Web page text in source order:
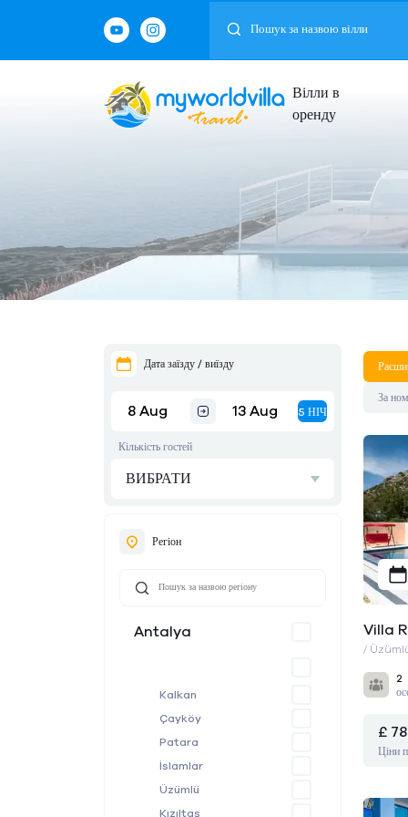
Вілли в
оренду
Дата заїзду / виїзду
5 НІЧ
Кількість гостей
ВИБРАТИ
Регіон
Antalya
Kalkan
Çayköy
Patara
İslamlar
Üzümlü
Kızıltaş
За
Villa
/
2
£ 78
Ціни